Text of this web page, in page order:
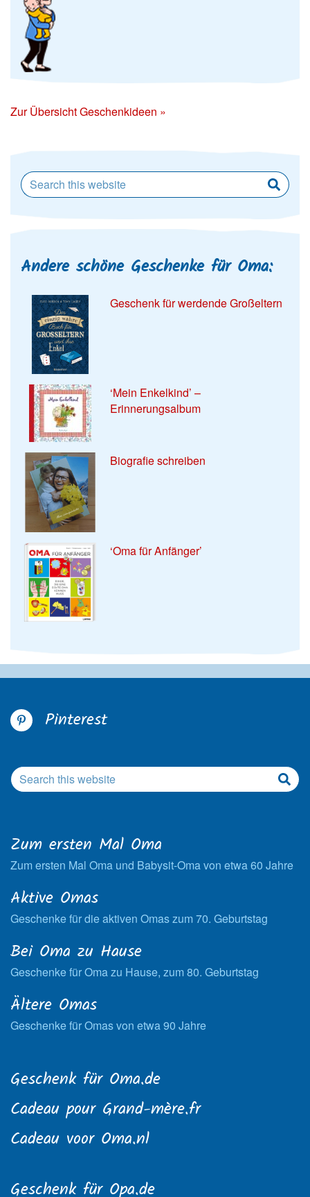
Zur Übersicht Geschenkideen »
Andere schöne Geschenke für Oma:
Geschenk für werdende Großeltern
‘Mein Enkelkind’ –
Erinnerungsalbum
Biografie schreiben
‘Oma für Anfänger’
Pinterest
Zum ersten Mal Oma
Zum ersten Mal Oma und Babysit-Oma von etwa 60 Jahre
Aktive Omas
Geschenke für die aktiven Omas zum 70. Geburtstag
Bei Oma zu Hause
Geschenke für Oma zu Hause, zum 80. Geburtstag
Ältere Omas
Geschenke für Omas von etwa 90 Jahre
Geschenk für Oma.de
Cadeau pour Grand-mère.fr
Cadeau voor Oma.nl
Geschenk für Opa.de